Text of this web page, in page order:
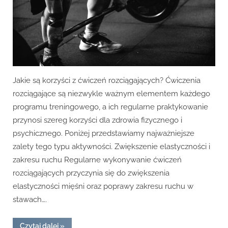
Jakie są korzyści z ćwiczeń rozciągających? Ćwiczenia
rozciągające są niezwykle ważnym elementem każdego
programu treningowego, a ich regularne praktykowanie
przynosi szereg korzyści dla zdrowia fizycznego i
psychicznego. Poniżej przedstawiamy najważniejsze
zalety tego typu aktywności. Zwiększenie elastyczności i
zakresu ruchu Regularne wykonywanie ćwiczeń
rozciągających przyczynia się do zwiększenia
elastyczności mięśni oraz poprawy zakresu ruchu w
stawach….
Czytaj dalej“Jakie
»